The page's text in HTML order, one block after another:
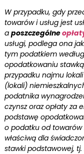
W przypadku, gdy
towarów i usług jest
a poszczególne
usługi, podlega ona
tym podatkiem
opodatkowaniu
przypadku najmu
(lokali)
podatnika
czynsz oraz opłaty za
podstawę
o podatku od towarów
właściwą dla
stawki podstawowej, tj.